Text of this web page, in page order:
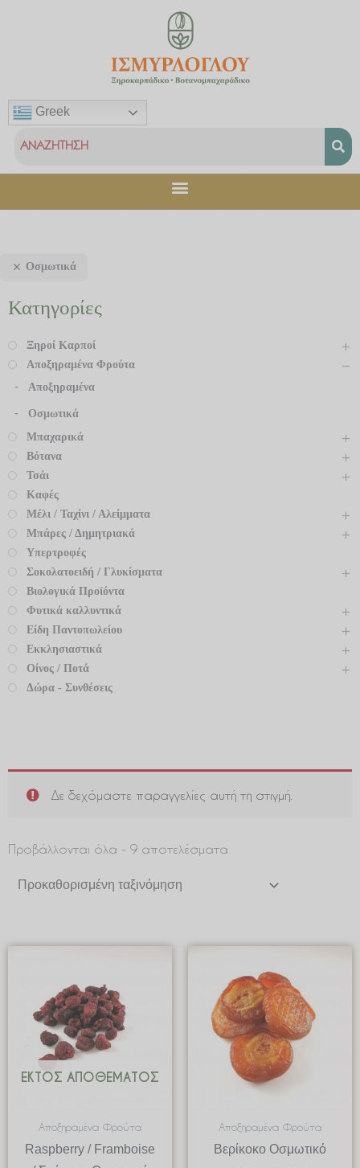
Greek
Οσμωτικά
Κατηγορίες
Ξηροί Καρποί
Αποξηραμένα Φρούτα
Αποξηραμένα
Οσμωτικά
Μπαχαρικά
Βότανα
Τσάι
Καφές
Μέλι / Ταχίνι / Αλείμματα
Μπάρες / Δημητριακά
Υπερτροφές
Σοκολατοειδή / Γλυκίσματα
Βιολογικά Προϊόντα
Φυτικά καλλυντικά
Είδη Παντοπωλείου
Εκκλησιαστικά
Οίνος / Ποτά
Δώρα - Συνθέσεις
Δε δεχόμαστε παραγγελίες αυτή τη στιγμή.
Προβάλλονται όλα - 9 αποτελέσματα
ΕΚΤΌΣ ΑΠΟΘΈΜΑΤΟΣ
Αποξηραμένα Φρούτα
Raspberry / Framboise
Αποξηραμένα Φρούτα
Βερίκοκο Οσμωτικό